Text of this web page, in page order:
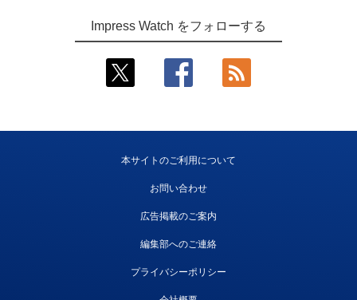
Impress Watch をフォローする
本サイトのご利用について
お問い合わせ
広告掲載のご案内
編集部へのご連絡
プライバシーポリシー